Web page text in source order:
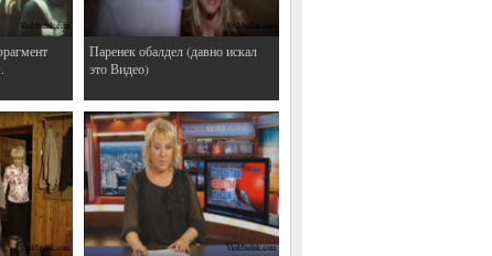
Паренек обалдел (давно искал
это Видео)